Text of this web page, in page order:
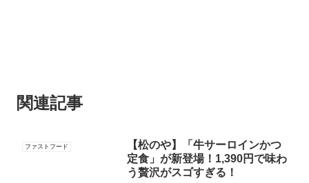
関連記事
ファストフード
【松のや】「牛サーロインかつ
定食」が新登場！1,390円で味わ
う贅沢がスゴすぎる！